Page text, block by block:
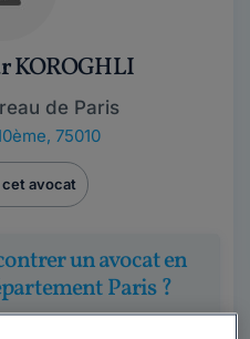
KOROGHLI
de Paris
75010
avocat
un avocat en
Paris ?